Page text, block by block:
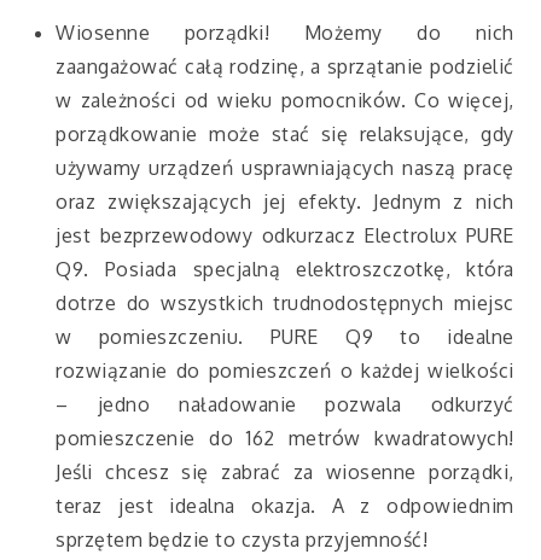
Wiosenne porządki! Możemy do nich
zaangażować całą rodzinę, a sprzątanie podzielić
w zależności od wieku pomocników. Co więcej,
porządkowanie może stać się relaksujące, gdy
używamy urządzeń usprawniających naszą pracę
oraz zwiększających jej efekty. Jednym z nich
jest bezprzewodowy odkurzacz Electrolux PURE
Q9. Posiada specjalną elektroszczotkę, która
dotrze do wszystkich trudnodostępnych miejsc
w pomieszczeniu. PURE Q9 to idealne
rozwiązanie do pomieszczeń o każdej wielkości
– jedno naładowanie pozwala odkurzyć
pomieszczenie do 162 metrów kwadratowych!
Jeśli chcesz się zabrać za wiosenne porządki,
teraz jest idealna okazja. A z odpowiednim
sprzętem będzie to czysta przyjemność!